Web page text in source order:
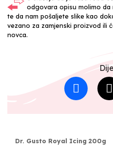
odgovara opisu molimo
te da nam pošaljete slike kao
vezano za zamjenski proizvod ili
novca.
Dr. Gusto Royal Icing 200g